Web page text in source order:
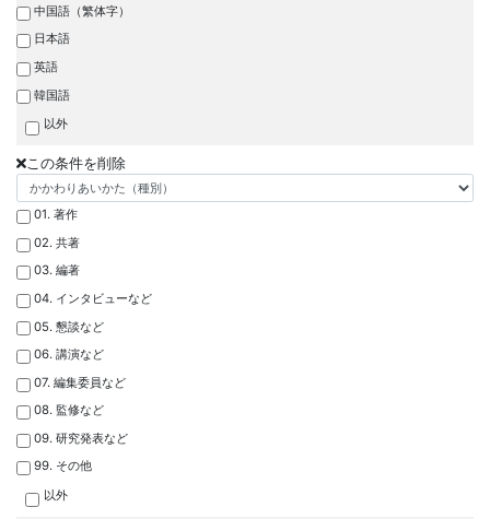
中国語（繁体字）
日本語
英語
韓国語
以外
この条件を削除
01. 著作
02. 共著
03. 編著
04. インタビューなど
05. 懇談など
06. 講演など
07. 編集委員など
08. 監修など
09. 研究発表など
99. その他
以外